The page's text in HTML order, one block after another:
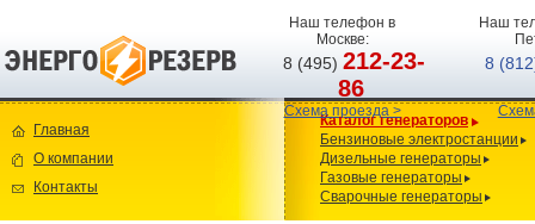
Наш телефон в
Москве:
8 (495)212-23-
86
Схема проезда >
Наш
8
Главная
О компании
Контакты
Каталог генераторов
Бензиновые электростанции
Дизельные генераторы
Газовые генераторы
Сварочные генераторы